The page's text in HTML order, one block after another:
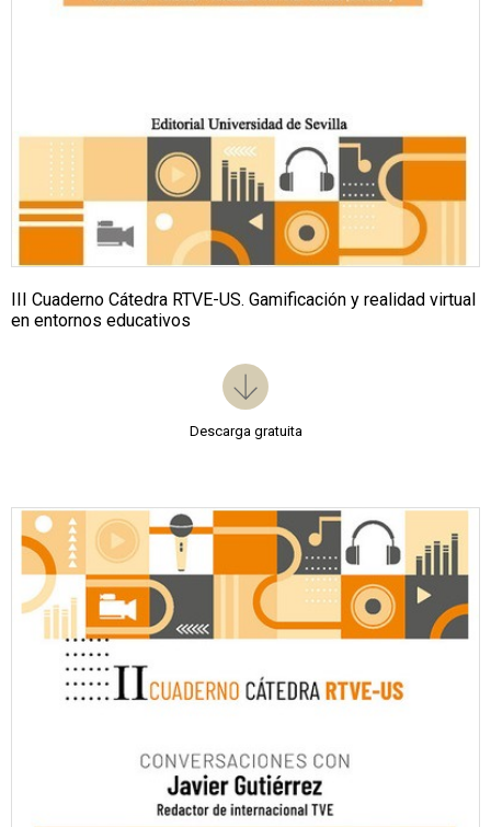
III Cuaderno Cátedra RTVE-US. Gamificación y realidad virtual
en entornos educativos
Descarga gratuita